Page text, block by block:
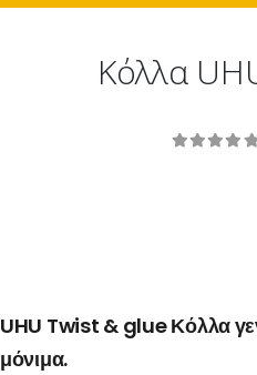
Κόλλα
UHU Twist & glue Κόλλα
μόνιμα.